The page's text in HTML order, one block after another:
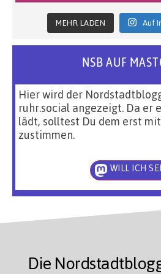
MEHR LADEN Auf
NSB AUF
Hier wird der
ruhr.social angezeigt. Da er
lädt, solltest Du dem erst
zustimmen.
WILL ICH
Die